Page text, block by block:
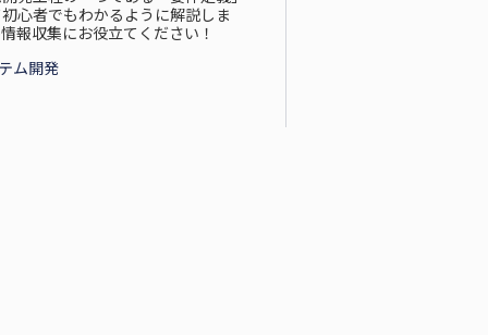
心者でもわかるように解説しま
報収集にお役立てください！
ム開発